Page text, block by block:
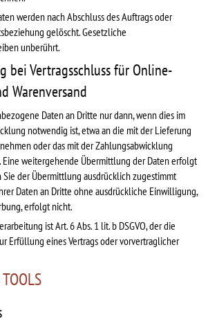
werden nach Abschluss des Auftrags oder
gelöscht. Gesetzliche
unberührt.
bei Vertragsschluss für Online-
Warenversand
Daten an Dritte nur dann, wenn dies im
notwendig ist, etwa an die mit der Lieferung
oder das mit der Zahlungsabwicklung
weitergehende Übermittlung der Daten erfolgt
Sie der Übermittlung ausdrücklich zugestimmt
Daten an Dritte ohne ausdrückliche Einwilligung,
erfolgt nicht.
ist Art. 6 Abs. 1 lit. b DSGVO, der die
Erfüllung eines Vertrags oder vorvertraglicher